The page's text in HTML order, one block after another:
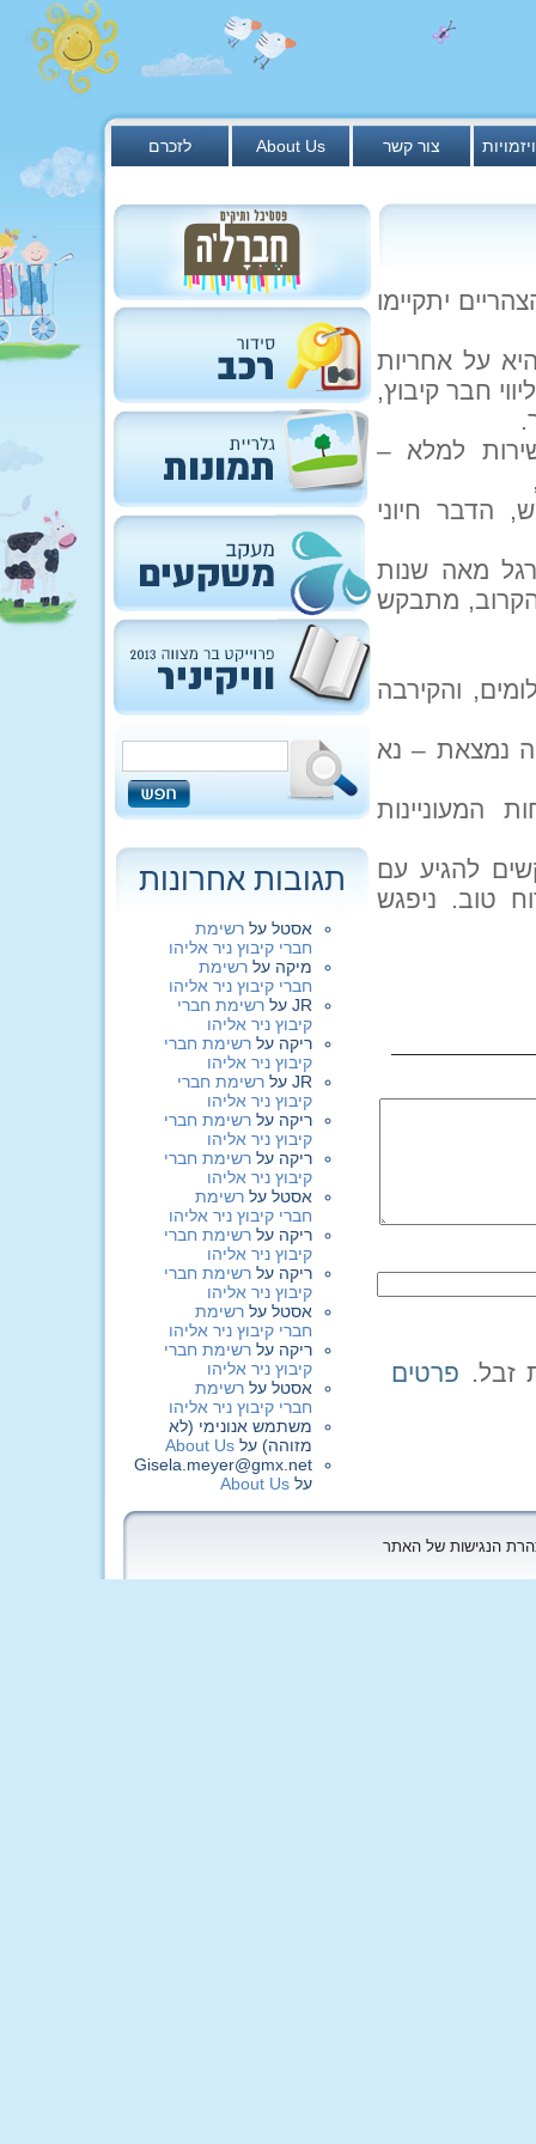
לזכרם About Us צור קשר
יתקיימו
על אחריות
חבר קיבוץ,
למלא –
הדבר חיוני
מאה שנות
יום שני הקרוב, מתבקש
והקירבה
נמצאת – נא
להגיע עם
טוב. ניפגש
פרטים
תגובות אחרונות
אסטל על רשימת
חברי קיבוץ ניר אליהו
מיקה על רשימת
חברי קיבוץ ניר אליהו
JR על רשימת חברי
קיבוץ ניר אליהו
ריקה על רשימת חברי
קיבוץ ניר אליהו
JR על רשימת חברי
קיבוץ ניר אליהו
ריקה על רשימת חברי
קיבוץ ניר אליהו
ריקה על רשימת חברי
קיבוץ ניר אליהו
אסטל על רשימת
חברי קיבוץ ניר אליהו
ריקה על רשימת חברי
קיבוץ ניר אליהו
ריקה על רשימת חברי
קיבוץ ניר אליהו
אסטל על רשימת
חברי קיבוץ ניר אליהו
ריקה על רשימת חברי
קיבוץ ניר אליהו
אסטל על רשימת
חברי קיבוץ ניר אליהו
משתמש אנונימי (לא
מזוהה) על About Us
Gisela.meyer@gmx.net
על About Us
הנגישות של האתר